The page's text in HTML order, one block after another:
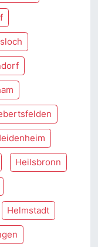
Heilsbronn
Helmstadt